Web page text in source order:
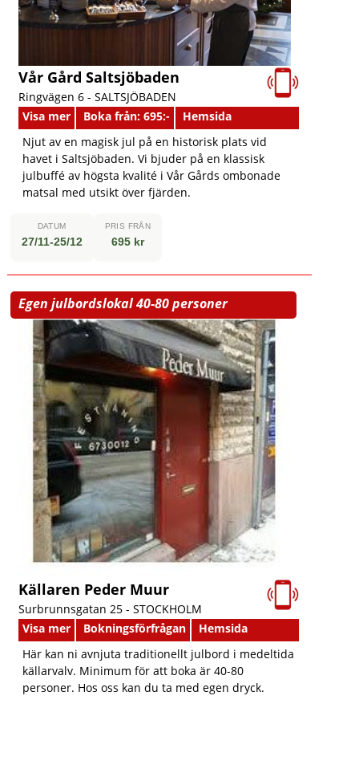
Vår Gård Saltsjöbaden
Ringvägen 6 - SALTSJÖBADEN
Visa mer
Boka från: 695:-
Hemsida
Njut av en magisk jul på en historisk plats vid
havet i Saltsjöbaden. Vi bjuder på en klassisk
julbuffé av högsta kvalité i Vår Gårds ombonade
matsal med utsikt över fjärden.
DATUM
27/11-25/12
PRIS FRÅN
695 kr
Egen julbordslokal 40-80 personer
Källaren Peder Muur
Surbrunnsgatan 25 - STOCKHOLM
Visa mer
Bokningsförfrågan
Hemsida
Här kan ni avnjuta traditionellt julbord i medeltida
källarvalv. Minimum för att boka är 40-80
personer. Hos oss kan du ta med egen dryck.